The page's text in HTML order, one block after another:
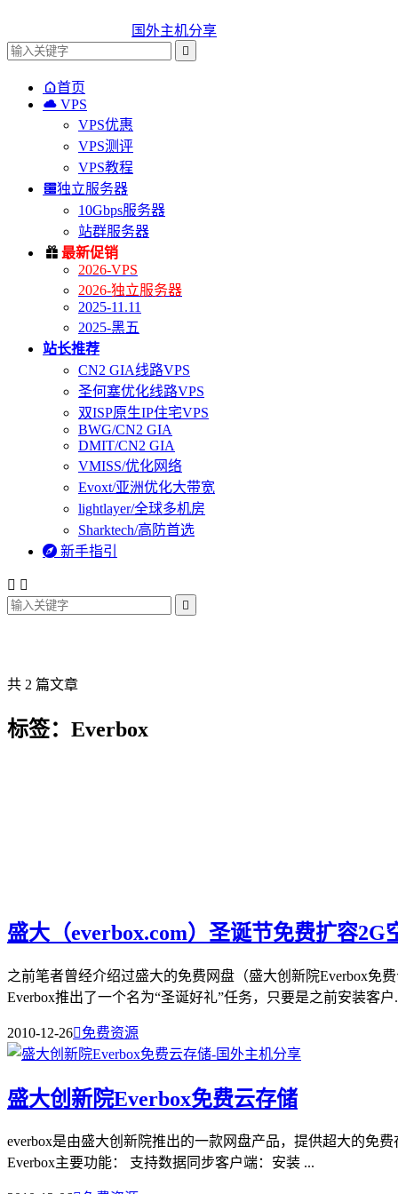
国外主机分享

首页
 VPS
VPS优惠
VPS测评
VPS教程
独立服务器
10Gbps服务器
站群服务器
 最新促销
2026-VPS
2026-独立服务器
2025-11.11
2025-黑五
站长推荐
CN2 GIA线路VPS
圣何塞优化线路VPS
双ISP原生IP住宅VPS
BWG/CN2 GIA
DMIT/CN2 GIA
VMISS/优化网络
Evoxt/亚洲优化大带宽
lightlayer/全球多机房
Sharktech/高防首选
 新手指引
 

共 2 篇文章
标签：Everbox
盛大（everbox.com）圣诞节免费扩容2G
之前笔者曾经介绍过盛大的免费网盘（盛大创新院Everbox免
Everbox推出了一个名为“圣诞好礼”任务，只要是之前安装客户
2010-12-26免费资源
盛大创新院Everbox免费云存储
everbox是由盛大创新院推出的一款网盘产品，提供超大的免
Everbox主要功能： 支持数据同步客户端：安装 ...